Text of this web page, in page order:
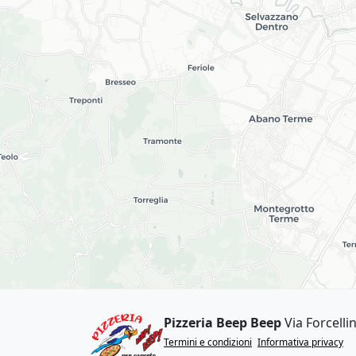
Pizzeria Beep BeepVia
Termini e condizioni Informativa privacy